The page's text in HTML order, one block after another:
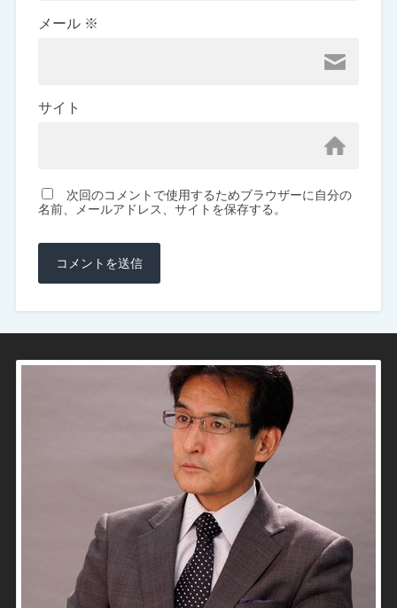
メール ※
サイト
次回のコメントで使用するためブラウザーに自分の
名前、メールアドレス、サイトを保存する。